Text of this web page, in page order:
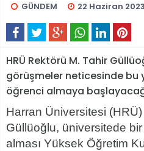
GÜNDEM 22 Haziran
HRÜ Rektörü M. Tahir
görüşmeler neticesinde bu
öğrenci almaya
Harran Üniversitesi
Güllüoğlu, üniversitede
alması Yüksek Öğretim